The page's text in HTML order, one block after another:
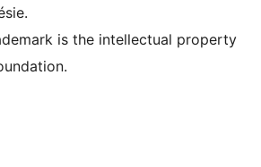
is the intellectual property